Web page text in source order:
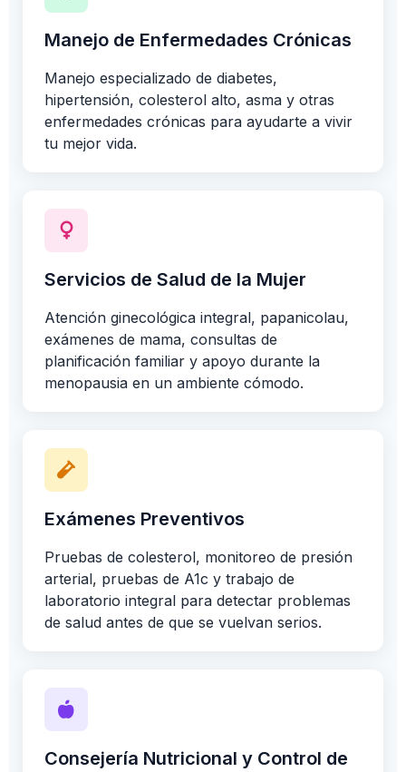
Manejo de Enfermedades Crónicas
Manejo especializado de diabetes,
hipertensión, colesterol alto, asma y otras
enfermedades crónicas para ayudarte a vivir
tu mejor vida.
Servicios de Salud de la Mujer
Atención ginecológica integral, papanicolau,
exámenes de mama, consultas de
planificación familiar y apoyo durante la
menopausia en un ambiente cómodo.
Exámenes Preventivos
Pruebas de colesterol, monitoreo de presión
arterial, pruebas de A1c y trabajo de
laboratorio integral para detectar problemas
de salud antes de que se vuelvan serios.
Consejería Nutricional y Control de